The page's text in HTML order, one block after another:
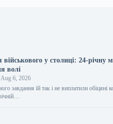
військового у столиці: 24-
волі
Aug 6, 2026
завдання їй так і не виплатили